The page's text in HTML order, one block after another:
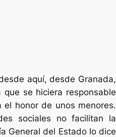
aquí, desde Granada,
se hiciera responsable
honor de unos menores.
sociales no facilitan la
General del Estado lo dice